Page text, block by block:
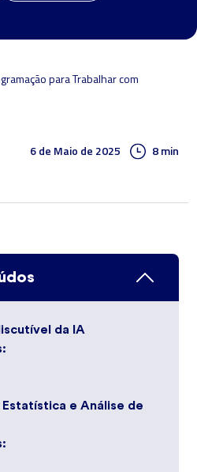
para Trabalhar com
6 de Maio de 2025
8 min
da IA
Estatística e Análise de